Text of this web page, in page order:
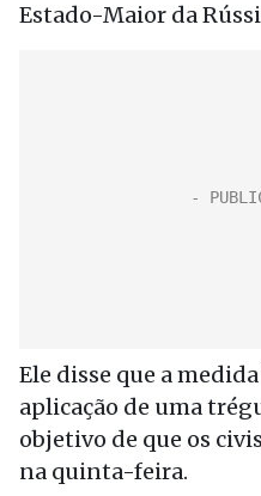
Estado-Maior da
Ele disse que a
aplicação de uma
objetivo de que os
na quinta-feira.